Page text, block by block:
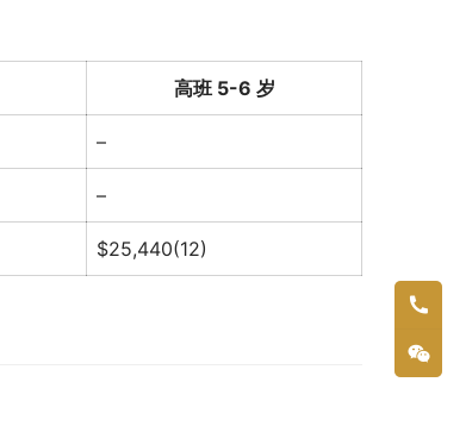
高班 5-6 岁
–
–
$25,440(12)